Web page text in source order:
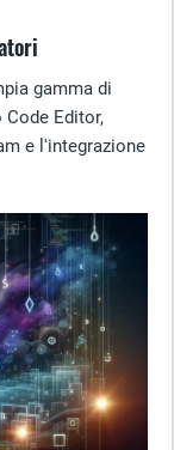
gamma di
Editor,
e l'integrazione